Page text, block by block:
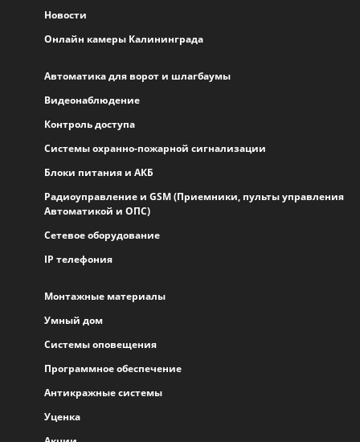
Новости
Онлайн камеры Калининграда
Автоматика для ворот и шлагбаумы
Видеонаблюдение
Контроль доступа
Системы охранно-пожарной сигнализации
Блоки питания и АКБ
Радиоуправление и GSM (Приемники, пульты управления
Автоматикой и ОПС)
Сетевое оборудование
IP телефония
Монтажные материалы
Умный дом
Системы оповещения
Программное обеспечение
Антикражные системы
Уценка